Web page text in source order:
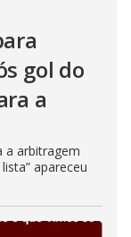
gol do
a
a arbitragem
apareceu